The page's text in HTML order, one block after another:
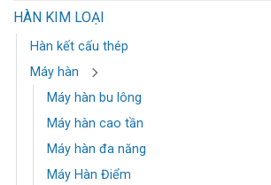
HÀN KIM LOẠI
Hàn kết cấu thép
Máy hàn
Máy hàn bu lông
Máy hàn cao tần
Máy hàn đa năng
Máy Hàn Điểm